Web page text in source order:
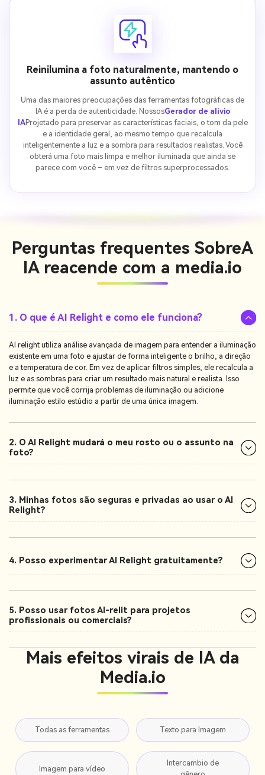
Reinilumina a foto naturalmente, mantendo o
assunto autêntico
Uma das maiores preocupações das ferramentas fotográficas de
IA é a perda de autenticidade. NossosGerador de alívio
IAProjetado para preservar as características faciais, o tom da pele
e a identidade geral, ao mesmo tempo que recalcula
inteligentemente a luz e a sombra para resultados realistas. Você
obterá uma foto mais limpa e melhor iluminada que ainda se
parece com você – em vez de filtros superprocessados.
Perguntas frequentes SobreA
IA reacende com a media.io
1. O que é AI Relight e como ele funciona?
AI relight utiliza análise avançada de imagem para entender a iluminação
existente em uma foto e ajustar de forma inteligente o brilho, a direção
e a temperatura de cor. Em vez de aplicar filtros simples, ele recalcula a
luz e as sombras para criar um resultado mais natural e realista. Isso
permite que você corrija problemas de iluminação ou adicione
iluminação estilo estúdio a partir de uma única imagem.
2. O AI Relight mudará o meu rosto ou o assunto na
foto?
3. Minhas fotos são seguras e privadas ao usar o AI
Relight?
4. Posso experimentar AI Relight gratuitamente?
5. Posso usar fotos AI-relit para projetos
profissionais ou comerciais?
Mais efeitos virais de IA da
Media.io
Todas as ferramentas Texto para Imagem
Imagem para vídeo
Intercambio de